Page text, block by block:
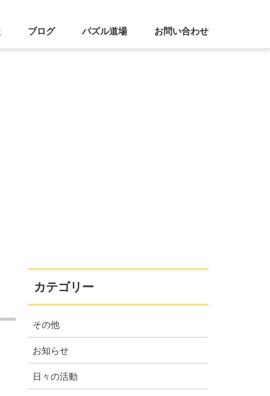
ブログ パズル道場 お問い合わせ
カテゴリー
その他
お知らせ
日々の活動